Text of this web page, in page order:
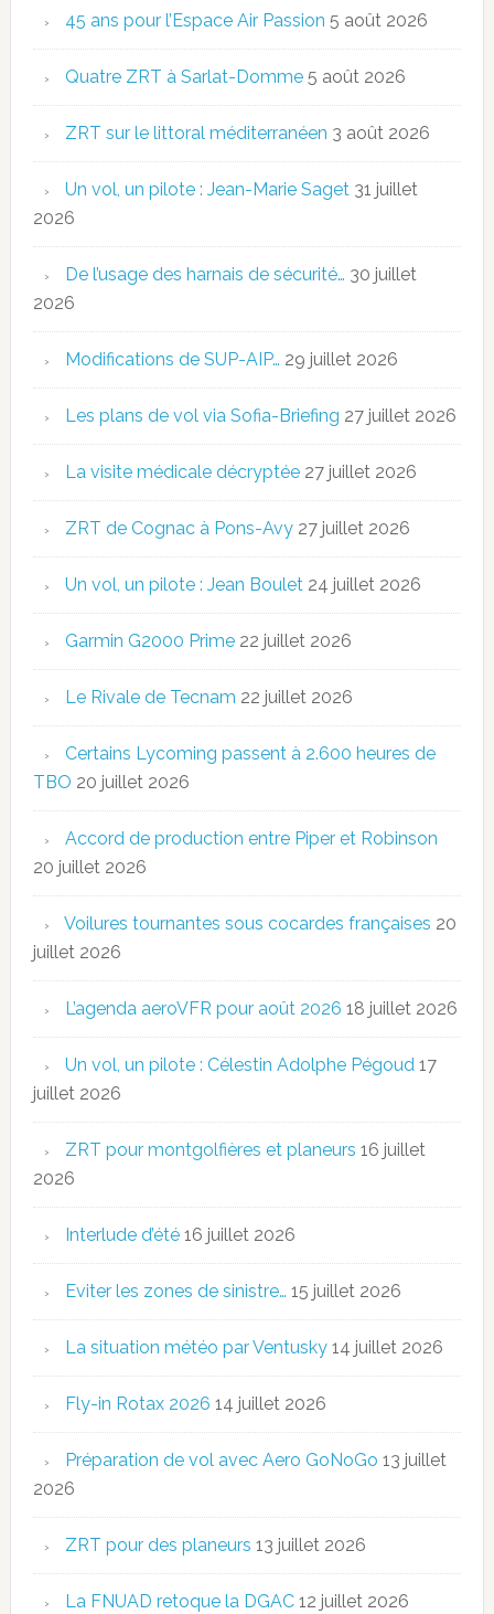
45 ans pour l’Espace Air Passion 5 août 2026
Quatre ZRT à Sarlat-Domme 5 août 2026
ZRT sur le littoral méditerranéen 3 août 2026
Un vol, un pilote : Jean-Marie Saget 31 juillet
2026
De l’usage des harnais de sécurité… 30 juillet
2026
Modifications de SUP-AIP… 29 juillet 2026
Les plans de vol via Sofia-Briefing 27 juillet 2026
La visite médicale décryptée 27 juillet 2026
ZRT de Cognac à Pons-Avy 27 juillet 2026
Un vol, un pilote : Jean Boulet 24 juillet 2026
Garmin G2000 Prime 22 juillet 2026
Le Rivale de Tecnam 22 juillet 2026
Certains Lycoming passent à 2.600 heures de
TBO 20 juillet 2026
Accord de production entre Piper et Robinson
20 juillet 2026
Voilures tournantes sous cocardes françaises 20
juillet 2026
L’agenda aeroVFR pour août 2026 18 juillet 2026
Un vol, un pilote : Célestin Adolphe Pégoud 17
juillet 2026
ZRT pour montgolfières et planeurs 16 juillet
2026
Interlude d’été 16 juillet 2026
Eviter les zones de sinistre… 15 juillet 2026
La situation météo par Ventusky 14 juillet 2026
Fly-in Rotax 2026 14 juillet 2026
Préparation de vol avec Aero GoNoGo 13 juillet
2026
ZRT pour des planeurs 13 juillet 2026
La FNUAD retoque la DGAC 12 juillet 2026